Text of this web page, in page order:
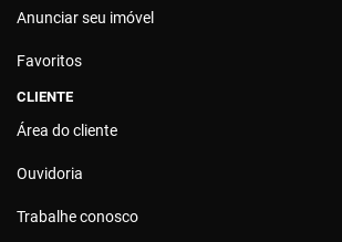
Anunciar seu imóvel
Favoritos
CLIENTE
Área do cliente
Ouvidoria
Trabalhe conosco